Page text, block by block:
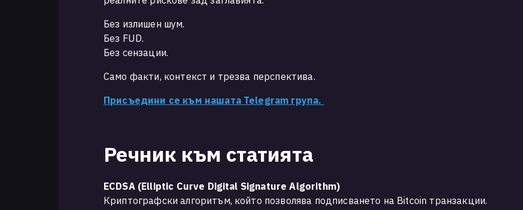
Без излишен шум.
Без FUD.
Без сензации.
Само факти, контекст и трезва перспектива.
Присъедини се към нашата Telegram група.
Речник към статията
ECDSA (Elliptic Curve Digital Signature Algorithm)
Криптографски алгоритъм, който позволява подписването на Bitcoin транзакции.